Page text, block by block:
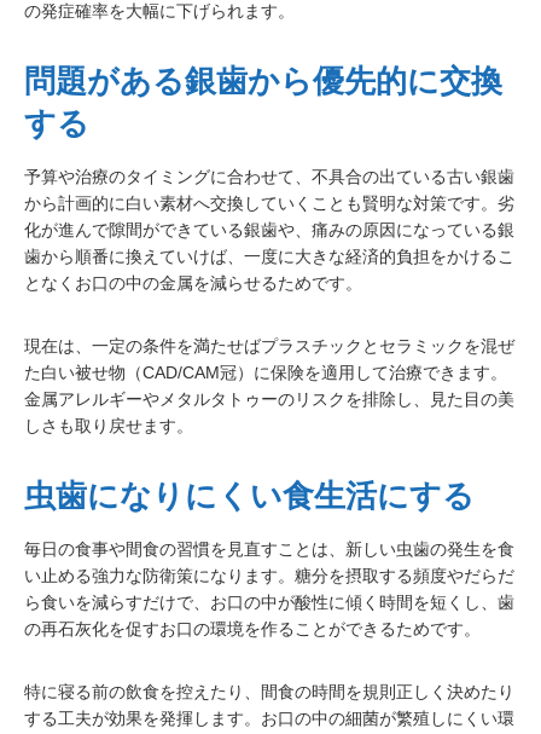
の発症確率を大幅に下げられます。
問題がある銀歯から優先的に交換
する
予算や治療のタイミングに合わせて、不具合の出ている古い銀歯
から計画的に白い素材へ交換していくことも賢明な対策です。劣
化が進んで隙間ができている銀歯や、痛みの原因になっている銀
歯から順番に換えていけば、一度に大きな経済的負担をかけるこ
となくお口の中の金属を減らせるためです。
現在は、一定の条件を満たせばプラスチックとセラミックを混ぜ
た白い被せ物（CAD/CAM冠）に保険を適用して治療できます。
金属アレルギーやメタルタトゥーのリスクを排除し、見た目の美
しさも取り戻せます。
虫歯になりにくい食生活にする
毎日の食事や間食の習慣を見直すことは、新しい虫歯の発生を食
い止める強力な防衛策になります。糖分を摂取する頻度やだらだ
ら食いを減らすだけで、お口の中が酸性に傾く時間を短くし、歯
の再石灰化を促すお口の環境を作ることができるためです。
特に寝る前の飲食を控えたり、間食の時間を規則正しく決めたり
する工夫が効果を発揮します。お口の中の細菌が繁殖しにくい環